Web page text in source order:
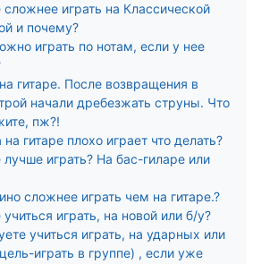
сложнее играть на Классической
и почему?
играть по нотам, если у нее
гитаре. После возвращения в
начали дребезжать струны. Что
пж?!
гитаре плохо играет что делать?
лучше играть? На бас-гиларе или
сложнее играть чем на гитаре.?
играть, на новой или б/у?
учиться играть, на ударных или
играть в группе) , если уже